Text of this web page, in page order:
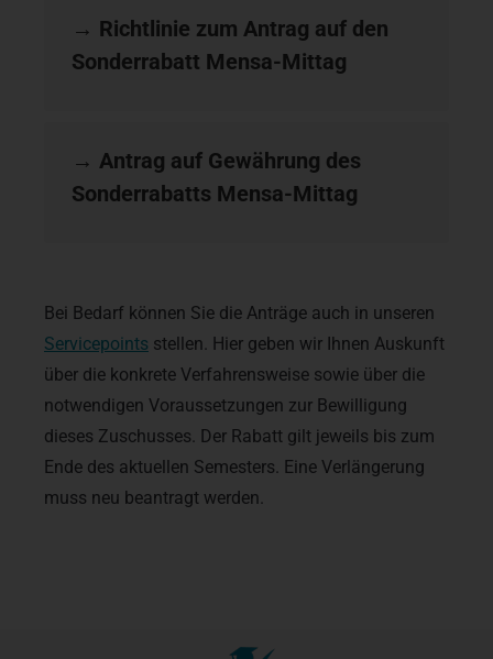
→ Richtlinie zum Antrag auf den
Sonderrabatt Mensa-Mittag
→ Antrag auf Gewährung des
Sonderrabatts Mensa-Mittag
Bei Bedarf können Sie die Anträge auch in unseren
Servicepoints stellen. Hier geben wir Ihnen Auskunft
über die konkrete Verfahrensweise sowie über die
notwendigen Voraussetzungen zur Bewilligung
dieses Zuschusses. Der Rabatt gilt jeweils bis zum
Ende des aktuellen Semesters. Eine Verlängerung
muss neu beantragt werden.